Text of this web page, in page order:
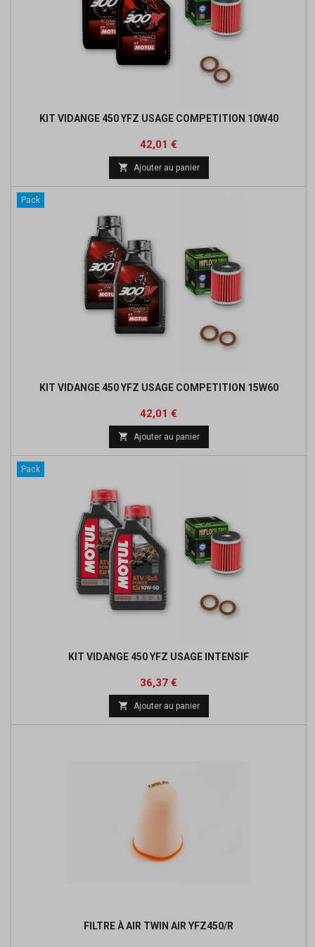
KIT VIDANGE 450 YFZ USAGE COMPETITION 10W40
Prix
42,01 €
base
 Ajouter au panier
Pack
KIT VIDANGE 450 YFZ USAGE COMPETITION 15W60
Prix
42,01 €
base
 Ajouter au panier
Pack
KIT VIDANGE 450 YFZ USAGE INTENSIF
Prix
36,37 €
base
 Ajouter au panier
FILTRE À AIR TWIN AIR YFZ450/R